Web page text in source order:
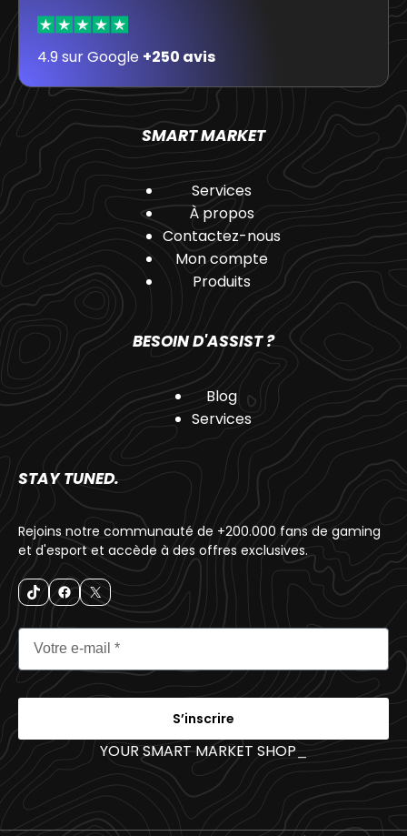
4.9 sur Google +250 avis
SMART MARKET
Services
À propos
Contactez-nous
Mon compte
Produits
BESOIN D'ASSIST ?
Blog
Services
STAY TUNED.
Rejoins notre communauté de +200.000 fans de gaming
et d'esport et accède à des offres exclusives.
S’inscrire
YOUR SMART MARKET SHOP _